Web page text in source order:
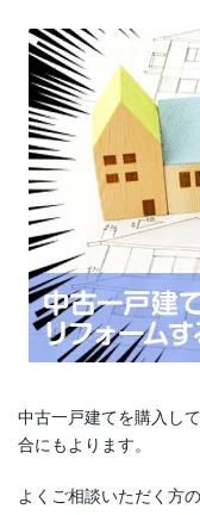
中古一戸建てを購入し
合にもよります。
よくご相談いただく方